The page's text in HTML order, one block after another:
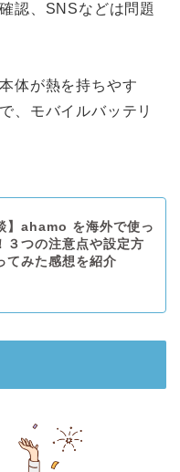
認、SNSなどは問題
体が熱を持ちやす
、モバイルバッテリ
】ahamo を海外で使っ
３つの注意点や設定方
てみた感想を紹介